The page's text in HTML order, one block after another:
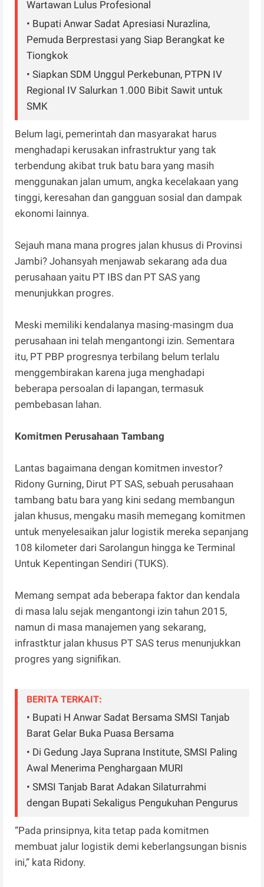
Wartawan Lulus Profesional
• Bupati Anwar Sadat Apresiasi Nurazlina,
Pemuda Berprestasi yang Siap Berangkat ke
Tiongkok
• Siapkan SDM Unggul Perkebunan, PTPN IV
Regional IV Salurkan 1.000 Bibit Sawit untuk
SMK
Belum lagi, pemerintah dan masyarakat harus
menghadapi kerusakan infrastruktur yang tak
terbendung akibat truk batu bara yang masih
menggunakan jalan umum, angka kecelakaan yang
tinggi, keresahan dan gangguan sosial dan dampak
ekonomi lainnya.
Sejauh mana mana progres jalan khusus di Provinsi
Jambi? Johansyah menjawab sekarang ada dua
perusahaan yaitu PT IBS dan PT SAS yang
menunjukkan progres.
Meski memiliki kendalanya masing-masingm dua
perusahaan ini telah mengantongi izin. Sementara
itu, PT PBP progresnya terbilang belum terlalu
menggembirakan karena juga menghadapi
beberapa persoalan di lapangan, termasuk
pembebasan lahan.
Komitmen Perusahaan Tambang
Lantas bagaimana dengan komitmen investor?
Ridony Gurning, Dirut PT SAS, sebuah perusahaan
tambang batu bara yang kini sedang membangun
jalan khusus, mengaku masih memegang komitmen
untuk menyelesaikan jalur logistik mereka sepanjang
108 kilometer dari Sarolangun hingga ke Terminal
Untuk Kepentingan Sendiri (TUKS).
Memang sempat ada beberapa faktor dan kendala
di masa lalu sejak mengantongi izin tahun 2015,
namun di masa manajemen yang sekarang,
infrastktur jalan khusus PT SAS terus menunjukkan
progres yang signifikan.
BERITA TERKAIT:
• Bupati H Anwar Sadat Bersama SMSI Tanjab
Barat Gelar Buka Puasa Bersama
• Di Gedung Jaya Suprana Institute, SMSI Paling
Awal Menerima Penghargaan MURI
• SMSI Tanjab Barat Adakan Silaturrahmi
dengan Bupati Sekaligus Pengukuhan Pengurus
“Pada prinsipnya, kita tetap pada komitmen
membuat jalur logistik demi keberlangsungan bisnis
ini,” kata Ridony.